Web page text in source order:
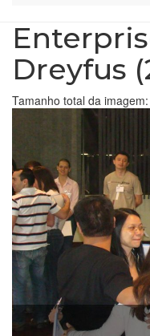
Dreyfus
Tamanho total da imagem: